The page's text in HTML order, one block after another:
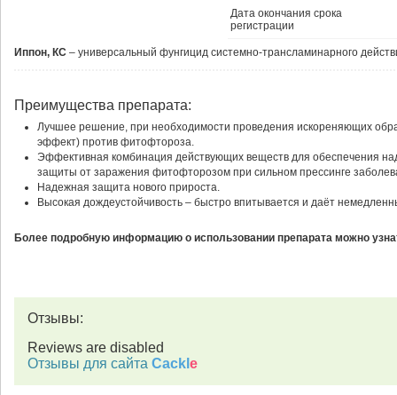
Дата окончания срока
регистрации
Иппон, КС – универсальный фунгицид системно-трансламинарного
Преимущества препарата:
Лучшее решение, при необходимости проведения искореняющих
эффект) против фитофтороза.
Эффективная комбинация действующих веществ для обеспечения
защиты от заражения фитофторозом при сильном прессинге
Надежная защита нового прироста.
Высокая дождеустойчивость – быстро впитывается и даёт
Более подробную информацию о использовании препарата можно
Отзывы:
Reviews are disabled
Отзывы для сайта Cackl e